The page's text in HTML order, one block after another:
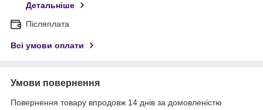
Детальніше
Післяплата
Всі умови оплати
Умови повернення
Повернення товару впродовж 14 днів за домовленістю